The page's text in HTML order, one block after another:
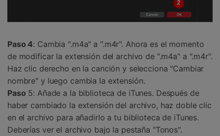
Paso 4: Cambia ".m4a" a ".m4r". Ahora es el momento
de modificar la extensión del archivo de ".m4a" a ".m4r".
Haz clic derecho en la canción y selecciona "Cambiar
nombre" y luego cambia la extensión.
Paso 5: Añade a la biblioteca de iTunes. Después de
haber cambiado la extensión del archivo, haz doble clic
en el archivo para añadirlo a tu biblioteca de iTunes.
Deberías ver el archivo bajo la pestaña "Tonos".